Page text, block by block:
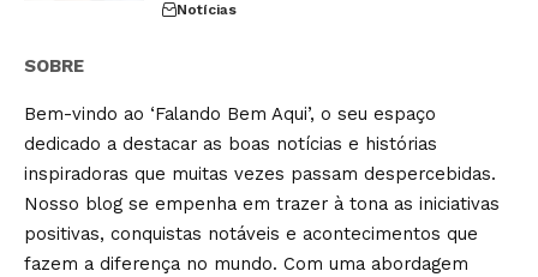
Notícias
SOBRE
Bem-vindo ao ‘Falando Bem Aqui’, o seu espaço
dedicado a destacar as boas notícias e histórias
inspiradoras que muitas vezes passam despercebidas.
Nosso blog se empenha em trazer à tona as iniciativas
positivas, conquistas notáveis e acontecimentos que
fazem a diferença no mundo. Com uma abordagem